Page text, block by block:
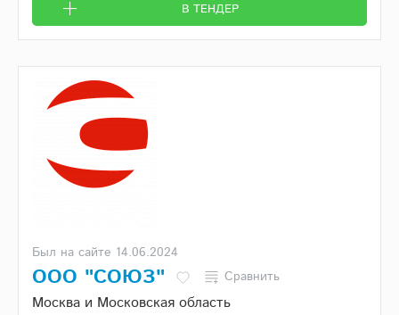
В ТЕНДЕР
Был на сайте 14.06.2024
ООО "СОЮЗ" Сравнить
Москва и Московская область